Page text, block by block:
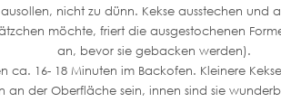
nicht zu dünn. Kekse ausstechen und
möchte, friert die ausgestochenen
an, bevor sie gebacken werden).
ca. 16- 18 Minuten im Backofen. Kleinere
an der Oberfläche sein, innen sind sie